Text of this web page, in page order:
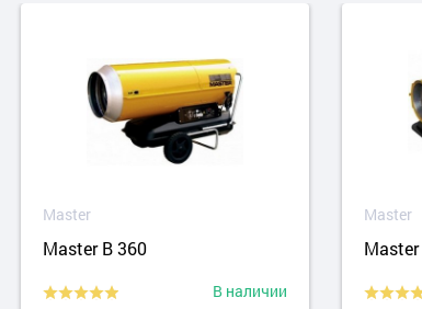
Master
Master B 360
В наличии
Master
Master